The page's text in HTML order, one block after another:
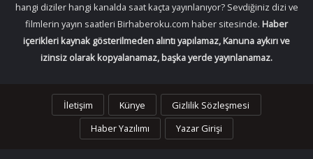
hangi diziler hangi kanalda saat kaçta yayınlanıyor? Sevdiğiniz dizi ve
filmlerin yayın saatleri Birhaberoku.com haber sitesinde. Haber
içerikleri kaynak gösterilmeden alıntı yapılamaz, Kanuna aykırı ve
izinsiz olarak kopyalanamaz, başka yerde yayınlanamaz.
İletişim Künye
Gizlilik Sözleşmesi
Haber Yazılımı
Yazar Girişi